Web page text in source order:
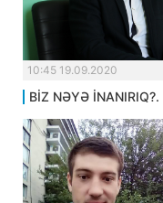
10:45 19.09.2020
BİZ NƏYƏ İNANIRIQ?.